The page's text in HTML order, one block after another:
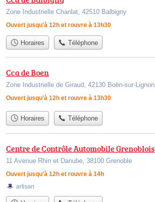
Zone Industrielle Chanlat, 42510 Balbigny
Ouvert jusqu'à 12h et rouvre à 13h30
Horaires Téléphone
Cca de Boen
Zone Industrielle de Giraud, 42130 Boën-sur-Lignon
Ouvert jusqu'à 12h et rouvre à 13h30
Horaires Téléphone
Centre de Contrôle Automobile Grenoblois
11 Avenue Rhin et Danube, 38100 Grenoble
Ouvert jusqu'à 12h et rouvre à 14h
artisan